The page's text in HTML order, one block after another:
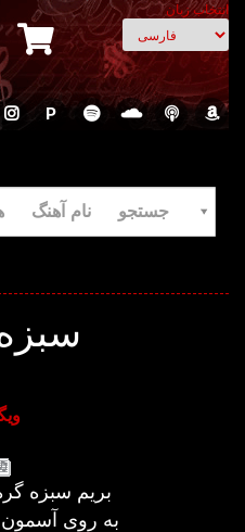
انتخاب زبان
P
جستجو نام آهنگ
بریم سبزه گره
به روی آسمون